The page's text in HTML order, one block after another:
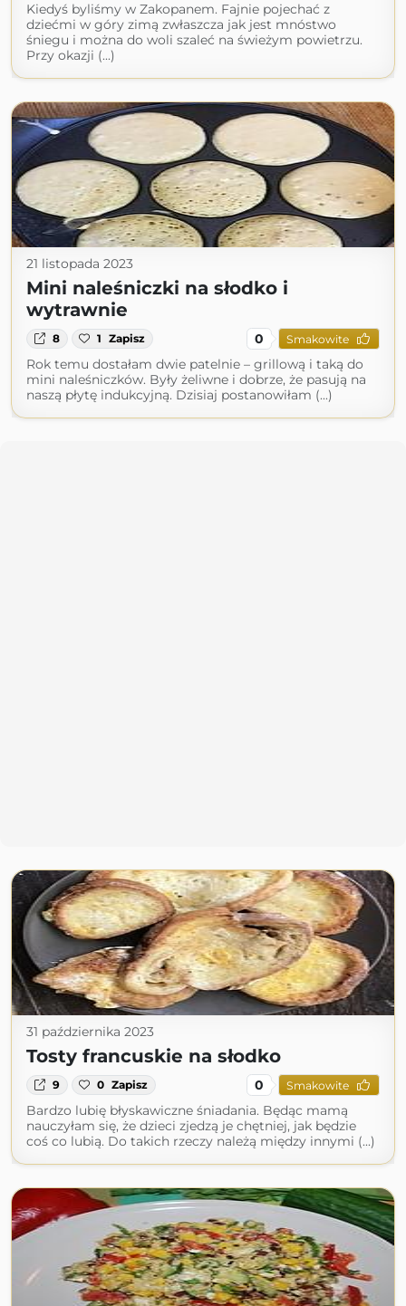
Kiedyś byliśmy w Zakopanem. Fajnie pojechać z
dziećmi w góry zimą zwłaszcza jak jest mnóstwo
śniegu i można do woli szaleć na świeżym powietrzu.
Przy okazji (...)
21 listopada 2023
Mini naleśniczki na słodko i
wytrawnie
8 1 Zapisz 0 Smakowite
Rok temu dostałam dwie patelnie – grillową i taką do
mini naleśniczków. Były żeliwne i dobrze, że pasują na
naszą płytę indukcyjną. Dzisiaj postanowiłam (...)
31 października 2023
Tosty francuskie na słodko
9 0 Zapisz 0 Smakowite
Bardzo lubię błyskawiczne śniadania. Będąc mamą
nauczyłam się, że dzieci zjedzą je chętniej, jak będzie
coś co lubią. Do takich rzeczy należą między innymi (...)